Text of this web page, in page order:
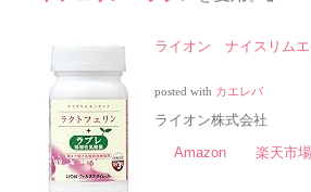
ライオン ナイスリム
posted with カエレバ
ライオン株式会社
Amazon
楽天市場